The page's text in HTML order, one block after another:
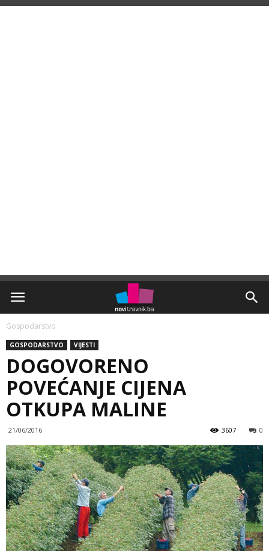
Gospodarstvo
GOSPODARSTVO VIJESTI
DOGOVORENO
POVEĆANJE CIJENA
OTKUPA MALINE
21/06/2016 0
3607